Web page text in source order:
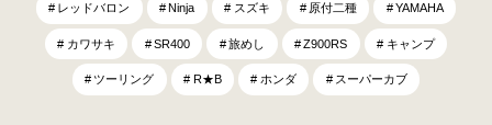
レッドバロン Ninja スズキ 原付二種 YAMAHA
カワサキ SR400 旅めし Z900RS キャンプ
ツーリング R★B ホンダ スーパーカブ